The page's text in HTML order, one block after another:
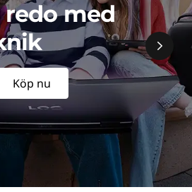
redo med
Köp nu